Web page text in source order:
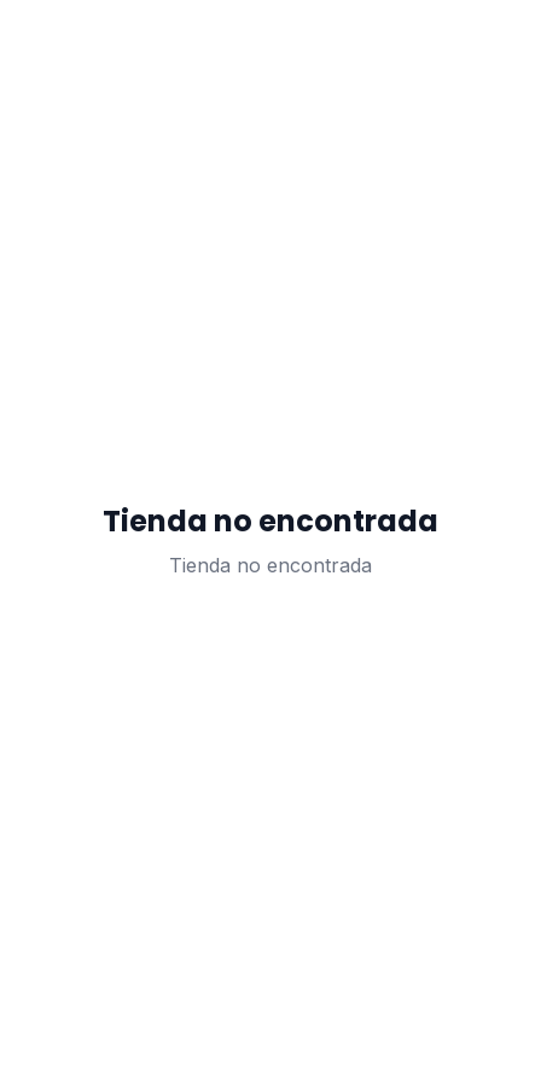
Tienda no encontrada
Tienda no encontrada